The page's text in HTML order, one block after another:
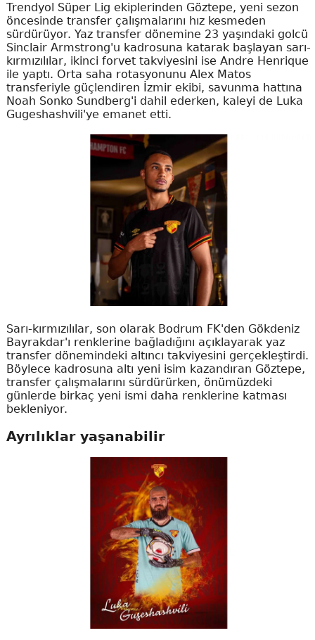
Trendyol Süper Lig ekiplerinden Göztepe, yeni sezon
öncesinde transfer çalışmalarını hız kesmeden
sürdürüyor. Yaz transfer dönemine 23 yaşındaki golcü
Sinclair Armstrong'u kadrosuna katarak başlayan sarı-
kırmızılılar, ikinci forvet takviyesini ise Andre Henrique
ile yaptı. Orta saha rotasyonunu Alex Matos
transferiyle güçlendiren İzmir ekibi, savunma hattına
Noah Sonko Sundberg'i dahil ederken, kaleyi de Luka
Gugeshashvili'ye emanet etti.
Sarı-kırmızılılar, son olarak Bodrum FK'den Gökdeniz
Bayrakdar'ı renklerine bağladığını açıklayarak yaz
transfer dönemindeki altıncı takviyesini gerçekleştirdi.
Böylece kadrosuna altı yeni isim kazandıran Göztepe,
transfer çalışmalarını sürdürürken, önümüzdeki
günlerde birkaç yeni ismi daha renklerine katması
bekleniyor.
Ayrılıklar yaşanabilir